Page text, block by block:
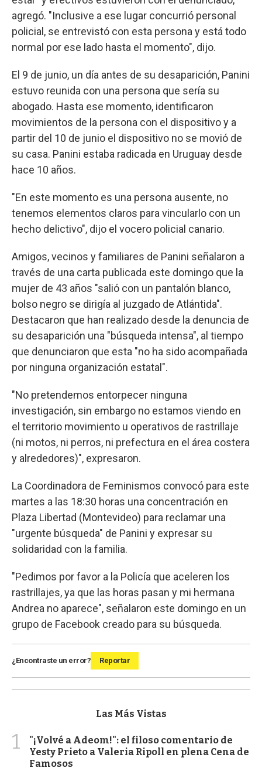
agregó. "Inclusive a ese lugar concurrió personal
policial, se entrevistó con esta persona y está todo
normal por ese lado hasta el momento", dijo.
El 9 de junio, un día antes de su desaparición, Panini
estuvo reunida con una persona que sería su
abogado. Hasta ese momento, identificaron
movimientos de la persona con el dispositivo y a
partir del 10 de junio el dispositivo no se movió de
su casa. Panini estaba radicada en Uruguay desde
hace 10 años.
"En este momento es una persona ausente, no
tenemos elementos claros para vincularlo con un
hecho delictivo", dijo el vocero policial canario.
Amigos, vecinos y familiares de Panini señalaron a
través de una carta publicada este domingo que la
mujer de 43 años "salió con un pantalón blanco,
bolso negro se dirigía al juzgado de Atlántida".
Destacaron que han realizado desde la denuncia de
su desaparición una "búsqueda intensa", al tiempo
que denunciaron que esta "no ha sido acompañada
por ninguna organización estatal".
"No pretendemos entorpecer ninguna
investigación, sin embargo no estamos viendo en
el territorio movimiento u operativos de rastrillaje
(ni motos, ni perros, ni prefectura en el área costera
y alrededores)", expresaron.
La Coordinadora de Feminismos convocó para este
martes a las 18:30 horas una concentración en
Plaza Libertad (Montevideo) para reclamar una
"urgente búsqueda" de Panini y expresar su
solidaridad con la familia.
"Pedimos por favor a la Policía que aceleren los
rastrillajes, ya que las horas pasan y mi hermana
Andrea no aparece", señalaron este domingo en un
grupo de Facebook creado para su búsqueda.
¿Encontraste un error? Reportar
Las Más Vistas
1
"¡Volvé a Adeom!": el filoso comentario de
Yesty Prieto a Valeria Ripoll en plena Cena de
Famosos